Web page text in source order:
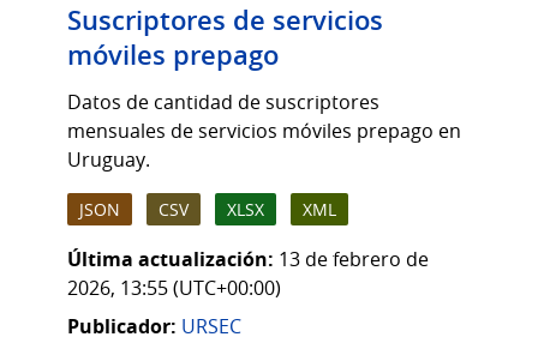
Suscriptores de servicios
móviles prepago
Datos de cantidad de suscriptores
mensuales de servicios móviles prepago en
Uruguay.
JSON CSV XLSX XML
Última actualización: 13 de febrero de
2026, 13:55 (UTC+00:00)
Publicador: URSEC